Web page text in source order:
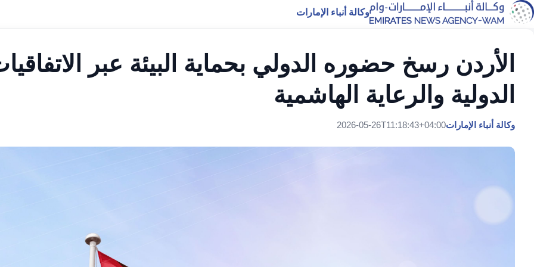
وكالة أنباء الإمارات
الأردن رسخ حضوره الدولي بحماية البيئة عبر
الدولية والرعاية الهاشمية
وكالة أنباء الإمارات2026-05-26T11:18:43+04:00